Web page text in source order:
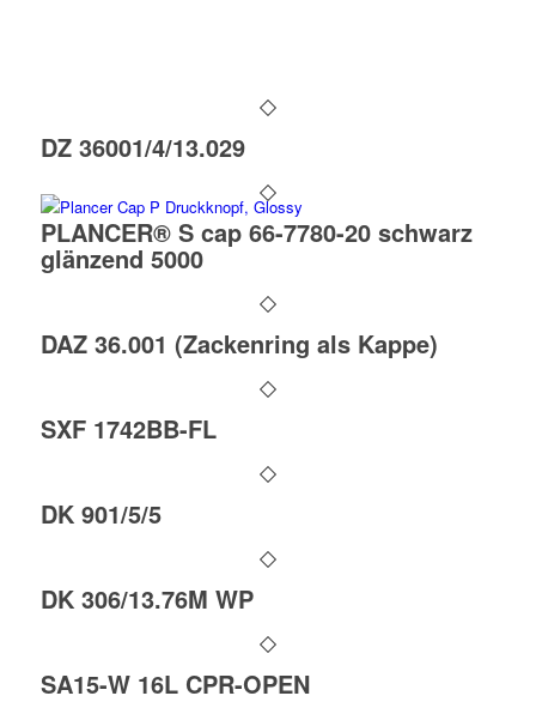
DZ 36001/4/13.029
PLANCER® S cap 66-7780-20 schwarz
glänzend 5000
DAZ 36.001 (Zackenring als Kappe)
SXF 1742BB-FL
DK 901/5/5
DK 306/13.76M WP
SA15-W 16L CPR-OPEN